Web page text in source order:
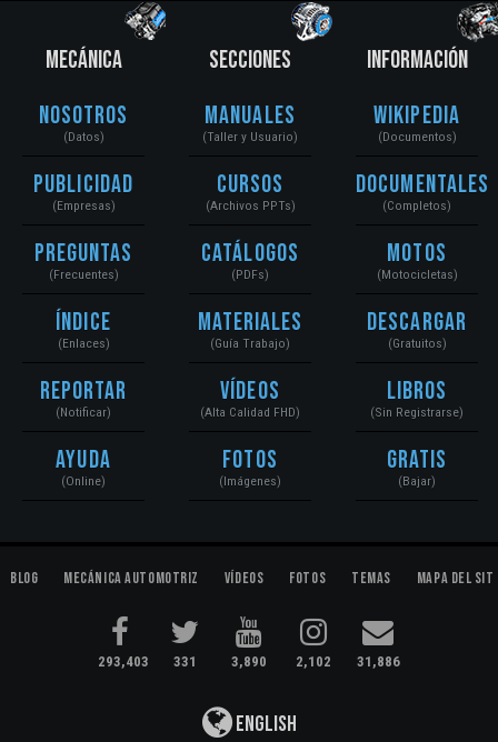
MECÁNICA
Nosotros
(Datos)
Publicidad
(Empresas)
Preguntas
(Frecuentes)
Índice
(Enlaces)
Reportar
(Notificar)
Ayuda
(Online)
SECCIONES
Manuales
(Taller y Usuario)
Cursos
(Archivos PPTs)
Catálogos
(PDFs)
Materiales
(Guía Trabajo)
Vídeos
(Alta Calidad FHD)
Fotos
(Imágenes)
INFORMACIÓN
Wikipedia
(Documentos)
Documentales
(Completos)
Motos
(Motocicletas)
Descargar
(Gratuitos)
Libros
(Sin Registrarse)
Gratis
(Bajar)
Blog Mecánica Automotriz Vídeos Fotos Temas Mapa del
293,403 331 3,890 2,102 31,886
English